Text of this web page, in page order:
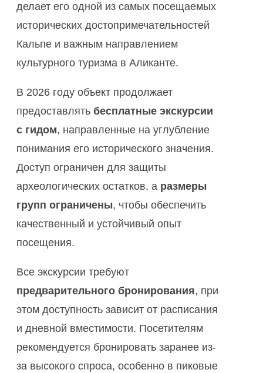
делает его одной из самых посещаемых
исторических достопримечательностей
Кальпе и важным направлением
культурного туризма в Аликанте.
В 2026 году объект продолжает
предоставлять бесплатные экскурсии
с гидом, направленные на углубление
понимания его исторического значения.
Доступ ограничен для защиты
археологических остатков, а размеры
групп ограничены, чтобы обеспечить
качественный и устойчивый опыт
посещения.
Все экскурсии требуют
предварительного бронирования, при
этом доступность зависит от расписания
и дневной вместимости. Посетителям
рекомендуется бронировать заранее из-
за высокого спроса, особенно в пиковые